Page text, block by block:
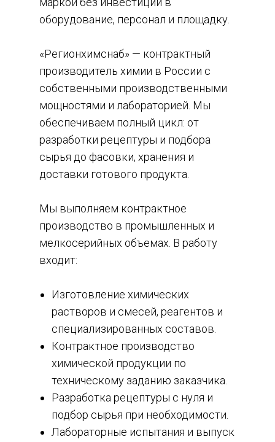
оборудование, персонал и площадку.
«Регионхимснаб» — контрактный
производитель химии в России с
собственными производственными
мощностями и лабораторией. Мы
обеспечиваем полный цикл: от
разработки рецептуры и подбора
сырья до фасовки, хранения и
доставки готового продукта.
Мы выполняем контрактное
производство в промышленных и
мелкосерийных объемах. В работу
входит:
Изготовление химических
растворов и смесей, реагентов и
специализированных составов.
Контрактное производство
химической продукции по
техническому заданию заказчика.
Разработка рецептуры с нуля и
подбор сырья при необходимости.
Лабораторные испытания и выпуск